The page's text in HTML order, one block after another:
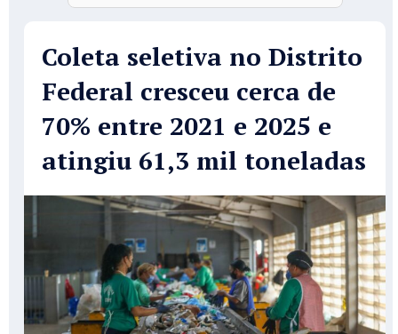
Coleta seletiva no Distrito
Federal cresceu cerca de
70% entre 2021 e 2025 e
atingiu 61,3 mil toneladas